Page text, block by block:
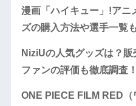
漫画「ハイキュー」!アニ
ズの購入方法や選手一覧
NiziUの人気グッズは？販
ファンの評価も徹底調査！
ONE PIECE FILM RED（